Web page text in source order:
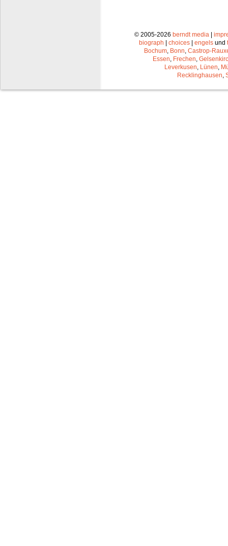
© 2005-2026 berndt media |
biograph | choices | engels und
Bochum Bonn Castrop-
Essen Frechen
Leverkusen Lünen
Recklinghausen